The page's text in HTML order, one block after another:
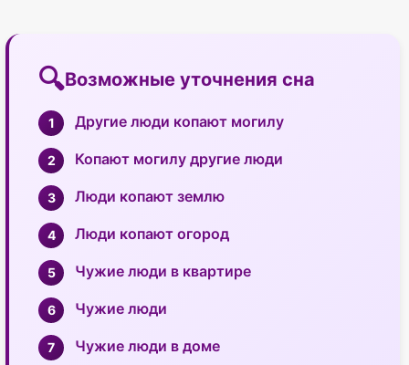
Возможные уточнения сна
Другие люди копают могилу
Копают могилу другие люди
Люди копают землю
Люди копают огород
Чужие люди в квартире
Чужие люди
Чужие люди в доме